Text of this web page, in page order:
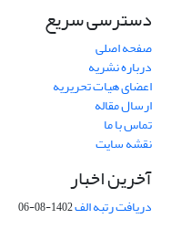
دسترسی سریع
صفحه اصلی
درباره نشریه
اعضای هیات تحریریه
ارسال مقاله
تماس با ما
نقشه سایت
آخرین اخبار
دریافت رتبه الف1402-08-06